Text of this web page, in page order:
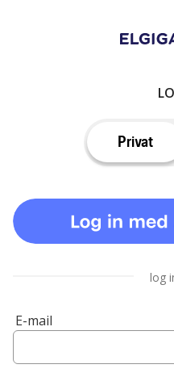
Privat
log
E-mail